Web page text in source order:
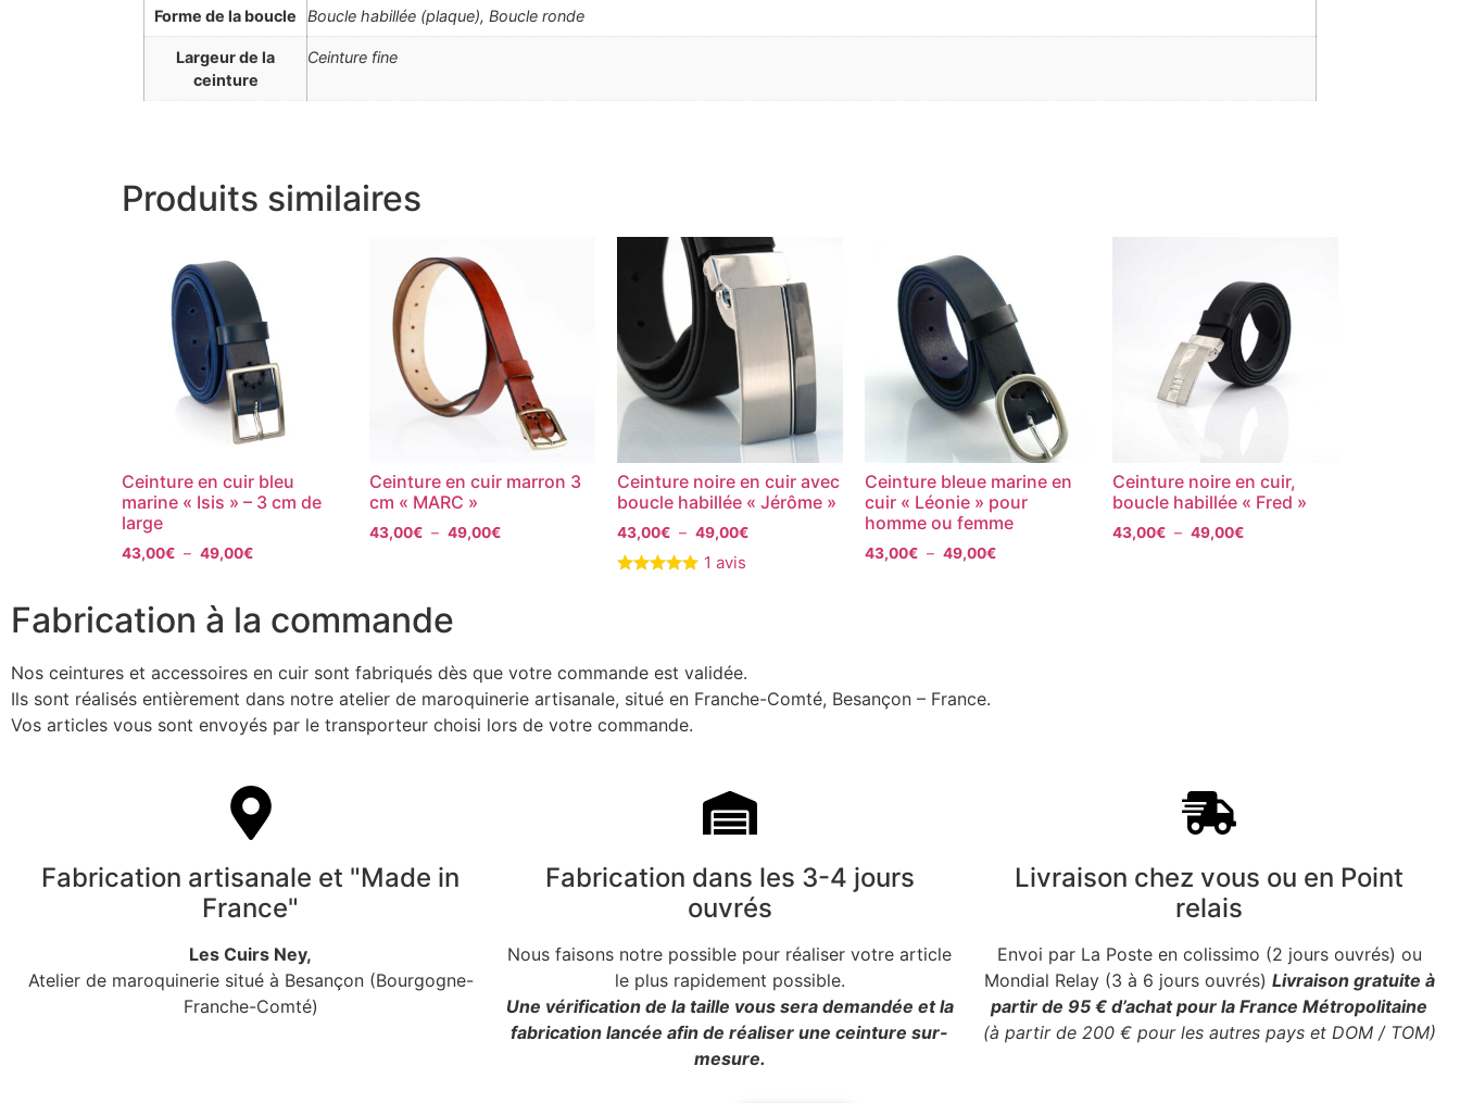
Forme de la boucle Boucle habillée (plaque), Boucle ronde
Largeur de la
ceinture
Ceinture fine
Produits similaires
Ceinture en cuir bleu
marine « Isis » – 3 cm de
large
43,00€ – 49,00€
Ceinture en cuir marron 3
cm « MARC »
43,00€ – 49,00€
Ceinture noire en cuir avec
boucle habillée « Jérôme »
43,00€ – 49,00€
1 avis
Ceinture bleue marine en
cuir « Léonie » pour
homme ou femme
43,00€ – 49,00€
Ceinture noire en cuir,
boucle habillée « Fred »
43,00€ – 49,00€
Fabrication à la commande
Nos ceintures et accessoires en cuir sont fabriqués dès que votre commande est validée.
Ils sont réalisés entièrement dans notre atelier de maroquinerie artisanale, situé en Franche-Comté, Besançon – France.
Vos articles vous sont envoyés par le transporteur choisi lors de votre commande.
Fabrication artisanale et "Made in
France"
Les Cuirs Ney,
Atelier de maroquinerie situé à Besançon (Bourgogne-
Franche-Comté)
Fabrication dans les 3-4 jours
ouvrés
Nous faisons notre possible pour réaliser votre article
le plus rapidement possible.
Une vérification de la taille vous sera demandée et la
fabrication lancée afin de réaliser une ceinture sur-
mesure.
Livraison chez vous ou en Point
relais
Envoi par La Poste en colissimo (2 jours ouvrés) ou
Mondial Relay (3 à 6 jours ouvrés) Livraison gratuite à
partir de 95 € d’achat pour la France Métropolitaine
(à partir de 200 € pour les autres pays et DOM / TOM)